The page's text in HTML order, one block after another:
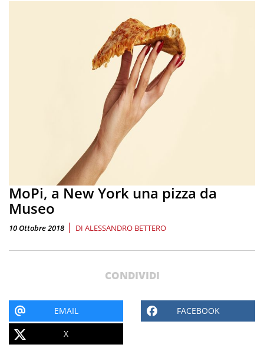
MoPi, a New York una pizza da
Museo
10 Ottobre 2018 | DI ALESSANDRO BETTERO
CONDIVIDI
EMAIL FACEBOOK
X